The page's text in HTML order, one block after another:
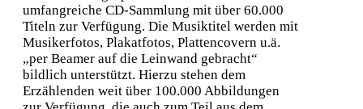
umfangreiche CD-Sammlung mit über 60.000
Titeln zur Verfügung. Die Musiktitel werden mit
Musikerfotos, Plakatfotos, Plattencovern u.ä.
„per Beamer auf die Leinwand gebracht“
bildlich unterstützt. Hierzu stehen dem
Erzählenden weit über 100.000 Abbildungen